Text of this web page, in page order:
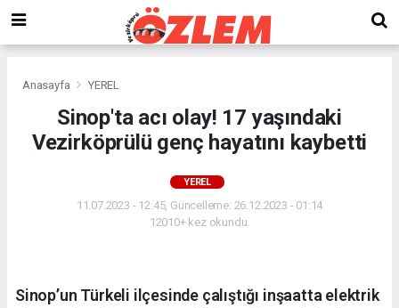
Anasayfa YEREL
Sinop'ta acı olay! 17 yaşındaki
Vezirköprülü genç hayatını kaybetti
YEREL
11.07.2023 - 12:45, Güncelleme: 26.12.2023 - 01:14
12010+ kez okundu.
Sinop’un Türkeli ilçesinde çalıştığı inşaatta elektrik